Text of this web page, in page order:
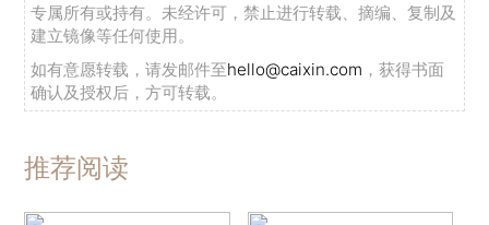
专属所有或持有。未经许可，禁止进行转载、摘编、复制及
建立镜像等任何使用。
如有意愿转载，请发邮件至hello@caixin.com ，获得书面
确认及授权后，方可转载。
推荐阅读